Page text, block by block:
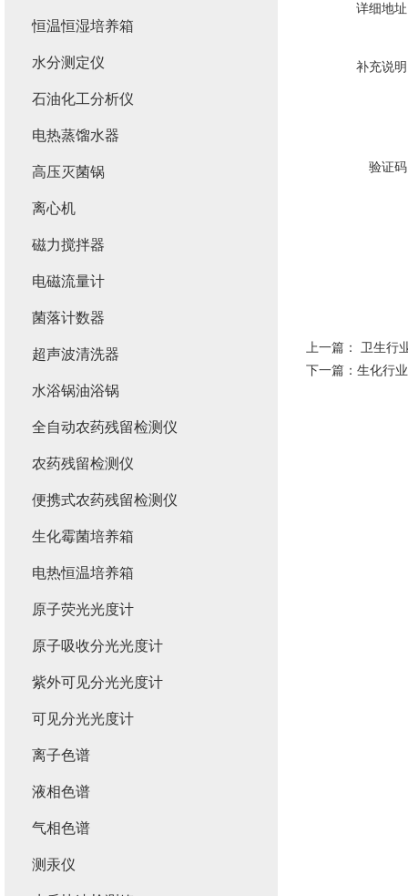
详细地
补充说
验证
上一篇： 卫生行
下一篇： 生化行
恒温恒湿培养箱
水分测定仪
石油化工分析仪
电热蒸馏水器
高压灭菌锅
离心机
磁力搅拌器
电磁流量计
菌落计数器
超声波清洗器
水浴锅油浴锅
全自动农药残留检测仪
农药残留检测仪
便携式农药残留检测仪
生化霉菌培养箱
电热恒温培养箱
原子荧光光度计
原子吸收分光光度计
紫外可见分光光度计
可见分光光度计
离子色谱
液相色谱
气相色谱
测汞仪